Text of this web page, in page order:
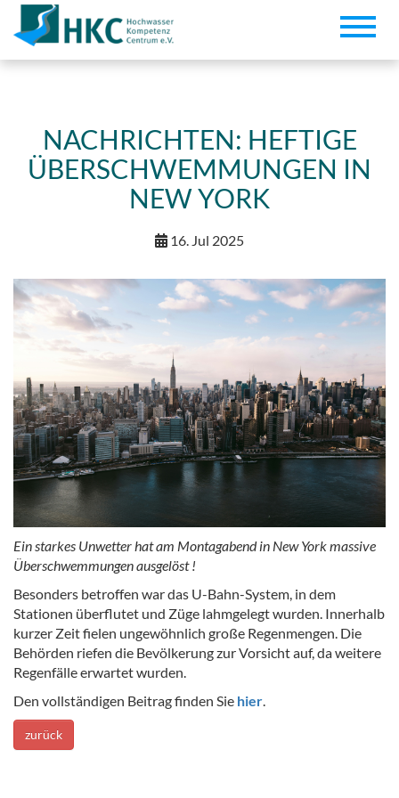
Toggle
NACHRICHTEN: HEFTIGE
ÜBERSCHWEMMUNGEN IN
NEW YORK
16. Jul 2025
Ein starkes Unwetter hat am Montagabend in New York massive
Überschwemmungen ausgelöst !
Besonders betroffen war das U-Bahn-System, in dem
Stationen überflutet und Züge lahmgelegt wurden. Innerhalb
kurzer Zeit fielen ungewöhnlich große Regenmengen. Die
Behörden riefen die Bevölkerung zur Vorsicht auf, da weitere
Regenfälle erwartet wurden.
Den vollständigen Beitrag finden Sie hier
zurück